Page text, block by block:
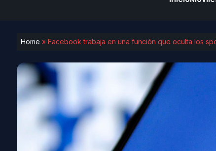
Home » Facebook trabaja en una función que oculta los